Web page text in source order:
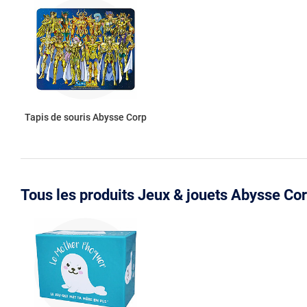
Tapis de souris Abysse Corp
Tous les produits Jeux & jouets Abysse